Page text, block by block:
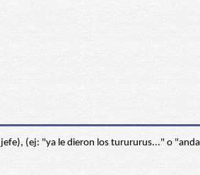
(ej: "ya le dieron los turururus..." o